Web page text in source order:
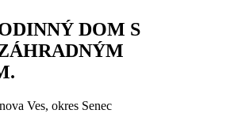
DOM S
Ves, okres Senec